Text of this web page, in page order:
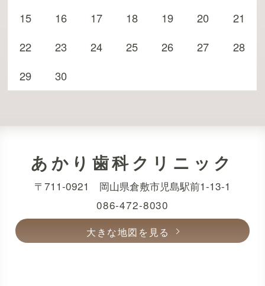
15
16 17 18 19 20
21
22
23 24 25 26 27
28
29
30
あかり歯科クリニック
〒711-0921 岡山県倉敷市児島駅前1-13-1
086-472-8030
大きな地図を見る